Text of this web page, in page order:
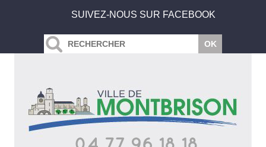
SUIVEZ-NOUS SUR FACEBOOK